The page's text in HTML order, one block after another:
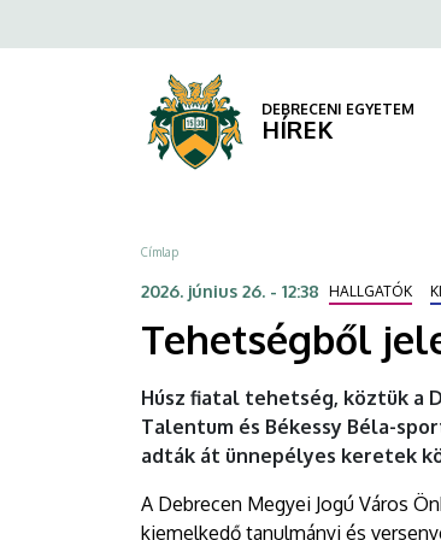
DEBRECENI
a
DEBRECENI EGYETEM
HÍREK
Morzsa
Címlap
2026. június 26. - 12:38 HALLGATÓK
Tehetségből
Húsz fiatal tehetség, köztük a
Talentum és Békessy Béla-
adták át ünnepélyes keretek
A Debrecen Megyei Jogú Város
kiemelkedő tanulmányi és